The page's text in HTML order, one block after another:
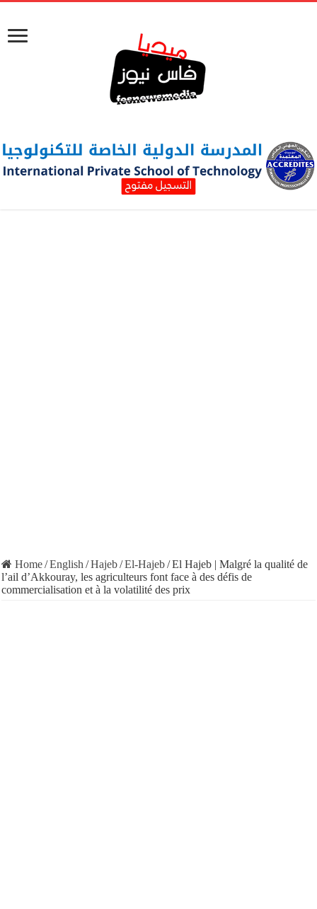
Home/English /Hajeb/El-Hajeb/El Hajeb | Malgré la qualité de
l’ail d’Akkouray, les agriculteurs font face à des défis de
commercialisation et à la volatilité des prix